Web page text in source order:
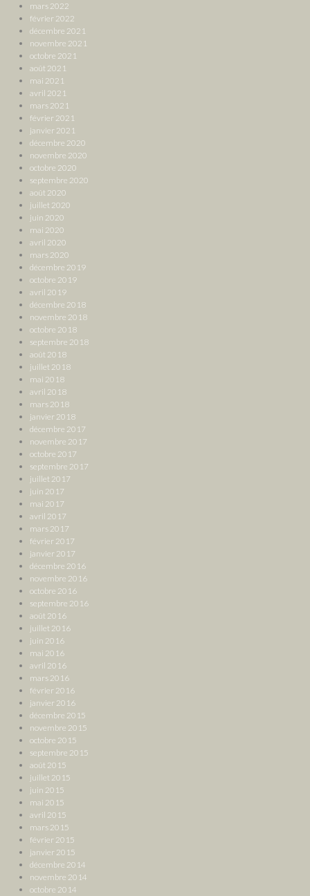
mars 2022
février 2022
décembre 2021
novembre 2021
octobre 2021
août 2021
mai 2021
avril 2021
mars 2021
février 2021
janvier 2021
décembre 2020
novembre 2020
octobre 2020
septembre 2020
août 2020
juillet 2020
juin 2020
mai 2020
avril 2020
mars 2020
décembre 2019
octobre 2019
avril 2019
décembre 2018
novembre 2018
octobre 2018
septembre 2018
août 2018
juillet 2018
mai 2018
avril 2018
mars 2018
janvier 2018
décembre 2017
novembre 2017
octobre 2017
septembre 2017
juillet 2017
juin 2017
mai 2017
avril 2017
mars 2017
février 2017
janvier 2017
décembre 2016
novembre 2016
octobre 2016
septembre 2016
août 2016
juillet 2016
juin 2016
mai 2016
avril 2016
mars 2016
février 2016
janvier 2016
décembre 2015
novembre 2015
octobre 2015
septembre 2015
août 2015
juillet 2015
juin 2015
mai 2015
avril 2015
mars 2015
février 2015
janvier 2015
décembre 2014
novembre 2014
octobre 2014